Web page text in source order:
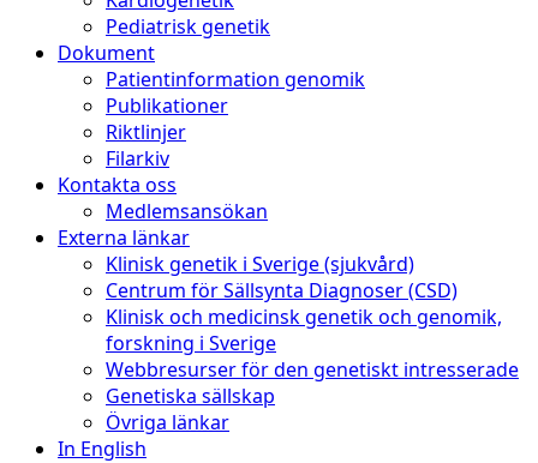
Pediatrisk genetik
Dokument
Patientinformation genomik
Publikationer
Riktlinjer
Filarkiv
Kontakta oss
Medlemsansökan
Externa länkar
Klinisk genetik i Sverige (sjukvård)
Centrum för Sällsynta Diagnoser (CSD)
Klinisk och medicinsk genetik och genomik,
forskning i Sverige
Webbresurser för den genetiskt intresserade
Genetiska sällskap
Övriga länkar
In English